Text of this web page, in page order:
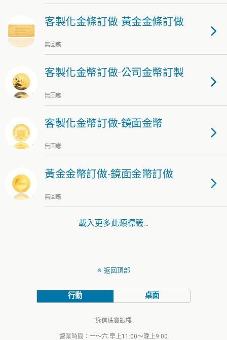
客製化金條訂做-黃金金條訂做
無回應
客製化金幣訂做-公司金幣訂製
無回應
客製化金幣訂做-鏡面金幣
無回應
黃金金幣訂做-鏡面金幣訂做
無回應
載入更多此類標籤…
返回頂部
行動 桌面
詠信珠寶銀樓
營業時間：一～六 早上11:00～晚上9:00